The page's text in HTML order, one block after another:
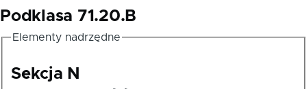
Podklasa 71.20.B
Elementy nadrzędne
Sekcja N